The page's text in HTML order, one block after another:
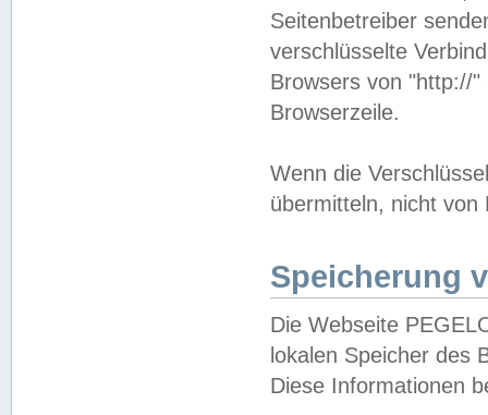
Seitenbetreiber
verschlüsselte
Browsers von "http://
Browserzeile.
Wenn die
übermitteln, nicht von
Speicherung
Die Webseite
lokalen Speicher des
Diese Informationen